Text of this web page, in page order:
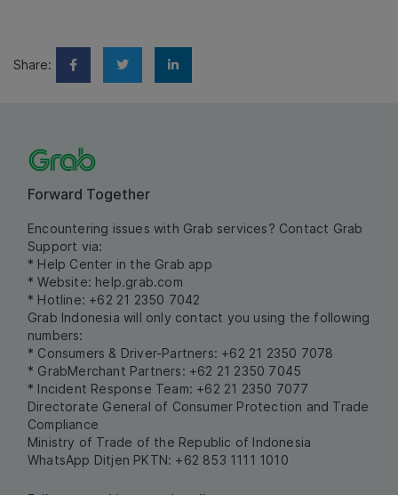
Share:
Forward Together
Encountering issues with Grab services? Contact Grab
Support via:
* Help Center in the Grab app
* Website: help.grab.com
* Hotline: +62 21 2350 7042
Grab Indonesia will only contact you using the following
numbers:
* Consumers & Driver-Partners: +62 21 2350 7078
* GrabMerchant Partners: +62 21 2350 7045
* Incident Response Team: +62 21 2350 7077
Directorate General of Consumer Protection and Trade
Compliance
Ministry of Trade of the Republic of Indonesia
WhatsApp Ditjen PKTN: +62 853 1111 1010